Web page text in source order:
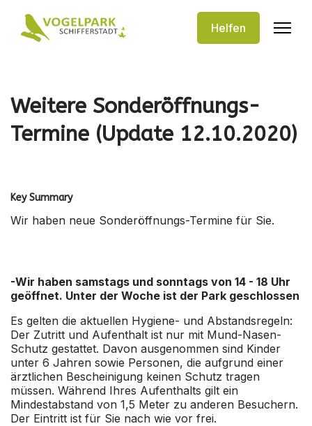
Helfen
Weitere Sonderöffnungs-
Termine (Update 12.10.2020)
Key Summary
Wir haben neue Sonderöffnungs-Termine für Sie.
-Wir haben samstags und sonntags von 14 - 18 Uhr
geöffnet. Unter der Woche ist der Park geschlossen
Es gelten die aktuellen Hygiene- und Abstandsregeln:
Der Zutritt und Aufenthalt ist nur mit Mund-Nasen-
Schutz gestattet. Davon ausgenommen sind Kinder
unter 6 Jahren sowie Personen, die aufgrund einer
ärztlichen Bescheinigung keinen Schutz tragen
müssen. Während Ihres Aufenthalts gilt ein
Mindestabstand von 1,5 Meter zu anderen Besuchern.
Der Eintritt ist für Sie nach wie vor frei.